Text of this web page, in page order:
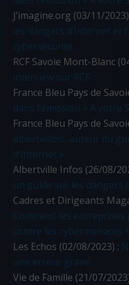
J’imagine.org (03/11/
les dangers d’Internet et
cybersécurité
RCF Savoie Mont-Blanc
interview sur RCF
France Bleu Pays de
dans l’émission « A votre
France Bleu Pays de
albertvillois, auteur du
d’Internet »
Albertville Infos (26/08/
un guide sur les dangers
Cadres et Dirigeants
Comment les
contre les cybermenaces ?
Les Echos (02/08/2023) :
une erreur grave
Vie de Famille (21/07/